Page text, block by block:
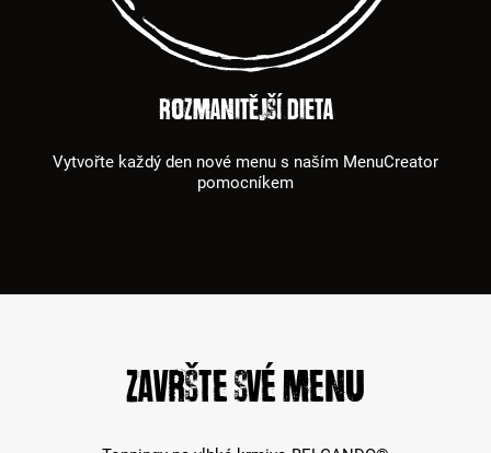
Rozmanitější dieta
Vytvořte každý den nové menu s naším MenuCreator
pomocníkem
Završte své menu